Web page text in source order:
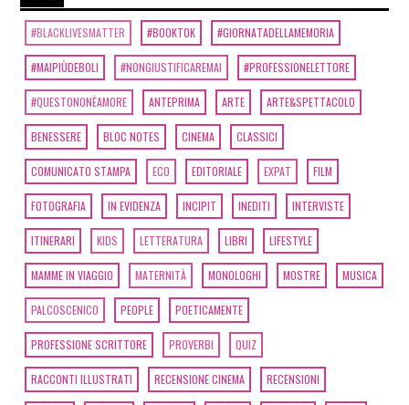
#BLACKLIVESMATTER #BOOKTOK #GIORNATADELLAMEMORIA
#MAIPIÙDEBOLI #NONGIUSTIFICAREMAI #PROFESSIONELETTORE
#QUESTONONÈAMORE ANTEPRIMA ARTE ARTE&SPETTACOLO
BENESSERE BLOC NOTES CINEMA CLASSICI
COMUNICATO STAMPA ECO EDITORIALE EXPAT FILM
FOTOGRAFIA IN EVIDENZA INCIPIT INEDITI INTERVISTE
ITINERARI KIDS LETTERATURA LIBRI LIFESTYLE
MAMME IN VIAGGIO MATERNITÀ MONOLOGHI MOSTRE MUSICA
PALCOSCENICO PEOPLE POETICAMENTE
PROFESSIONE SCRITTORE PROVERBI QUIZ
RACCONTI ILLUSTRATI RECENSIONE CINEMA RECENSIONI